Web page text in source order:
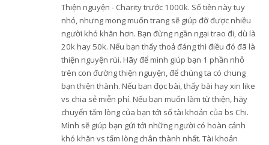
Thiện nguyện - Charity trước 1000k. Số tiền này tuy
nhỏ, nhưng mong muốn trang sẽ giúp đỡ được nhiều
người khó khăn hơn. Bạn đừng ngần ngại trao đi, dù là
20k hay 50k. Nếu bạn thấy thoả đáng thì điều đó đã là
thiện nguyện rùi. Hãy để mình giúp bạn 1 phần nhỏ
trên con đường thiện nguyện, để chúng ta có chung
bạn thiện thành. Nếu bạn đọc bài, thấy bài hay xin like
vs chia sẻ miễn phí. Nếu bạn muốn làm từ thiện, hãy
chuyển tấm lòng của bạn tới số tài khoản của bs Chi.
Mình sẽ giúp bạn gửi tới những người có hoàn cảnh
khó khăn vs tấm lòng chân thành nhất. Tài khoản